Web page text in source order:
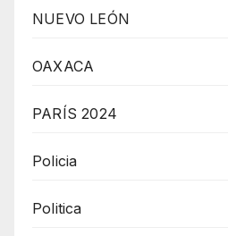
NUEVO LEÓN
OAXACA
PARÍS 2024
Policia
Politica